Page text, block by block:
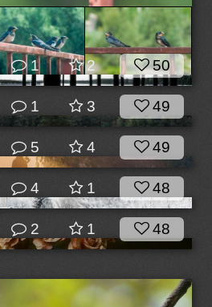
1 2 50
1 3 49
5 4 49
4 1 48
2 1 48